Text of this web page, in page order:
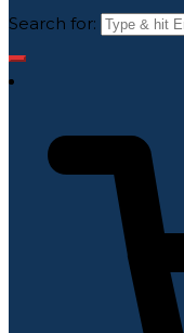
Search for: